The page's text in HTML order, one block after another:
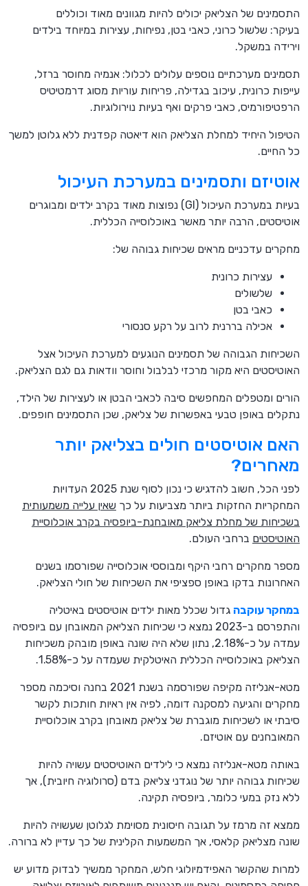
התסמינים של הצליאק יכולים להיות מגוונים מאוד וכוללים
בעיקר: שלשול כרוני, כאבי בטן, נפיחות, עצירות במיוחד בילדים
וירידה במשקל.
תסמינים מערכתיים נוספים עלולים לכלול: אנמיה מחוסר ברזל,
עייפות כרונית, עיכוב בגדילה, פריחות עוריות מסוג דרמטיטיס
הרפטיפורמיס, כאבי פרקים ואף בעיות נוירולוגיות.
הטיפול היחיד למחלת הצליאק הוא דיאטה קפדנית ללא גלוטן למשך
כל החיים.
אוטיזם ותסמינים במערכת העיכול
בעיות במערכת העיכול (GI) נפוצות מאוד בקרב ילדים ומבוגרים
אוטיסטים, הרבה יותר מאשר באוכלוסייה הכללית.
מחקרים עדכניים מראים שכיחות גבוהה של:
עצירות כרונית
שלשולים
כאבי בטן
אכילה בררנית לרוב על רקע סנסורי
השכיחות הגבוהה של תסמינים הנוגעים למערכת העיכול אצל
האוטיסטים היא מקור מרכזי לבלבול וחוסר וודאות גם לגם הצליאק.
הורים ומטפלים המחפשים סיבה לכאבי הבטן או לעצירות של הילד,
נתקלים באופן טבעי באפשרות של צליאק, שכן התסמינים חופפים.
האם אוטיסטים חולים בצליאק יותר
מאחרים?
לפני הכל, חשוב להדגיש כי נכון לסוף שנת 2025 העדויות
המחקריות החזקות ביותר מצביעות על כך שאין עלייה משמעותית
בשכיחות של מחלת צליאק מאובחנת-ביופסיה בקרב אוכלוסיית
האוטיסטים ברחבי העולם.
מספר מחקרים רחבי היקף ומבוססי אוכלוסייה שפורסמו בשנים
האחרונות בדקו באופן ספציפי את השכיחות של חולי הצליאק.
במחקר עוקבה גדול שכלל מאות ילדים אוטיסטים באיטליה
והתפרסם ב-2023 נמצא כי שכיחות הצליאק המאובחן עם ביופסיה
עמדה על כ-2.18%, נתון שלא היה שונה באופן מובהק משכיחות
הצליאק באוכלוסייה הכללית האיטלקית שעמדה על כ-1.58%.
מטא-אנליזה מקיפה שפורסמה בשנת 2021 בחנה וסיכמה מספר
מחקרים והגיעה למסקנה דומה, לפיה אין ראיות חותכות לקשר
סיבתי או לשכיחות מוגברת של צליאק מאובחן בקרב אוכלוסיית
המאובחנים עם אוטיזם.
באותה מטא-אנליזה נמצא כי לילדים האוטיסטים עשויה להיות
שכיחות גבוהה יותר של נוגדני צליאק בדם (סרולוגיה חיובית), אך
ללא נזק במעי כלומר, ביופסיה תקינה.
ממצא זה מרמז על תגובה חיסונית מסוימת לגלוטן שעשויה להיות
שונה מצליאק קלאסי, אך המשמעות הקלינית של כך עדיין לא ברורה.
למרות שהקשר האפידמיולוגי חלש, המחקר ממשיך לבדוק מדוע יש